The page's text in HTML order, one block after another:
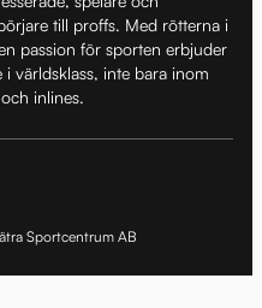
till proffs. Med rötterna i
passion för sporten erbjuder
världsklass, inte bara inom
inlines.
Sportcentrum AB